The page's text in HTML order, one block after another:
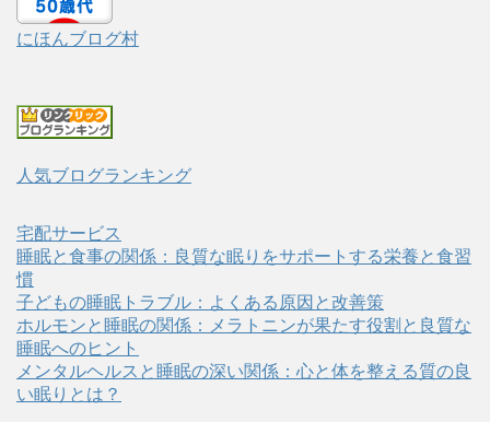
にほんブログ村
人気ブログランキング
宅配サービス
睡眠と食事の関係：良質な眠りをサポートする栄養と食習
慣
子どもの睡眠トラブル：よくある原因と改善策
ホルモンと睡眠の関係：メラトニンが果たす役割と良質な
睡眠へのヒント
メンタルヘルスと睡眠の深い関係：心と体を整える質の良
い眠りとは？